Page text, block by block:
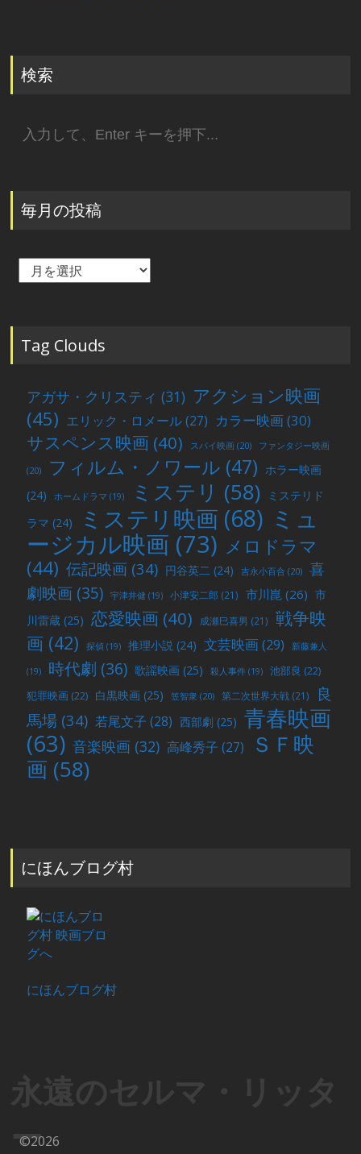
検索
索:
毎月の投稿
毎
稿
Tag Clouds
アガサ・クリスティ (31) アクション映画
(45) エリック・ロメール(27) カラー映画(30)
サスペンス映画 (40) スパイ映画 (20) ファンタジー映画
(20) フィルム・ノワール (47) ホラー映画
(24)
ホームドラマ (19) ミステリ (58)
ミステリド
ラマ (24) ミステリ映画 (68) ミュ
ージカル映画 (73) メロドラマ
(44) 伝記映画 (34) 円谷英二 (24) 吉永小百合 (20)
喜
劇映画 (35) 宇津井健 (19) 小津安二郎 (21) 市川崑 (26) 市
川雷蔵 (25) 恋愛映画 (40) 成瀬巳喜男 (21)
戦争映
画 (42) 探偵 (19) 推理小説 (24) 文芸映画(29) 新藤兼人
(19) 時代劇 (36) 歌謡映画 (25) 殺人事件 (19) 池部良 (22)
犯罪映画 (22) 白黒映画 (25) 笠智衆 (20) 第二次世界大戦 (21)
良
馬場 (34) 若尾文子 (28) 西部劇 (25) 青春映画
(63) 音楽映画 (32) 高峰秀子 (27)
ＳＦ映
画 (58)
にほんブログ村
にほんブログ村
永遠のセルマ・リッタ
ー
©2026